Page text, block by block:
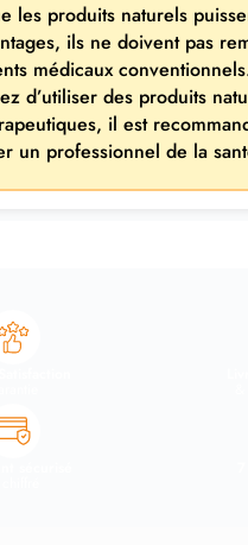
les produits naturels
ils ne doivent pas
médicaux
d’utiliser des produits
il est
un professionnel de la